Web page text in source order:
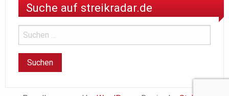
Suche auf streikradar.de